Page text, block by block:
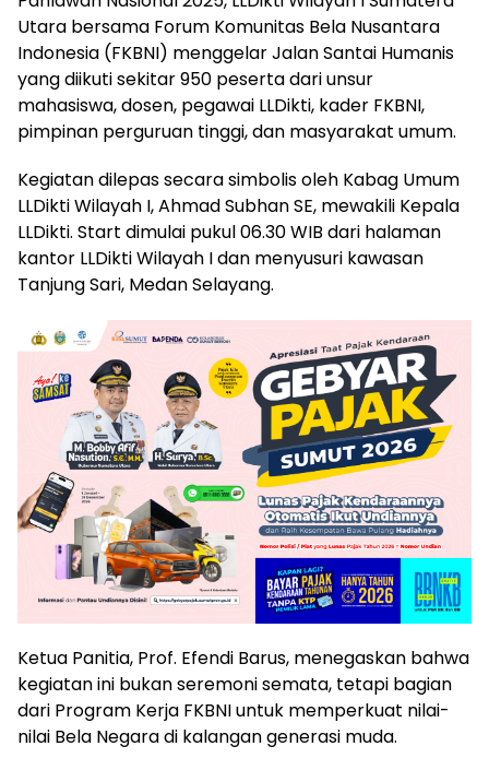
Utara bersama Forum Komunitas Bela Nusantara
Indonesia (FKBNI) menggelar Jalan Santai Humanis
yang diikuti sekitar 950 peserta dari unsur
mahasiswa, dosen, pegawai LLDikti, kader FKBNI,
pimpinan perguruan tinggi, dan masyarakat umum.
Kegiatan dilepas secara simbolis oleh Kabag Umum
LLDikti Wilayah I, Ahmad Subhan SE, mewakili Kepala
LLDikti. Start dimulai pukul 06.30 WIB dari halaman
kantor LLDikti Wilayah I dan menyusuri kawasan
Tanjung Sari, Medan Selayang.
Ketua Panitia, Prof. Efendi Barus, menegaskan bahwa
kegiatan ini bukan seremoni semata, tetapi bagian
dari Program Kerja FKBNI untuk memperkuat nilai-
nilai Bela Negara di kalangan generasi muda.